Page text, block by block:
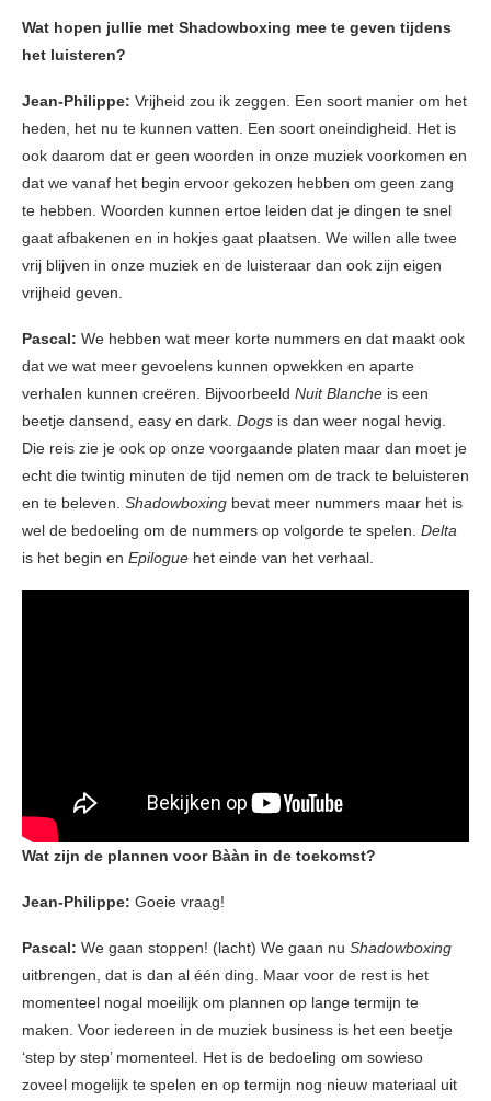
Wat hopen jullie met Shadowboxing mee te geven tijdens
het luisteren?
Jean-Philippe: Vrijheid zou ik zeggen. Een soort manier om het
heden, het nu te kunnen vatten. Een soort oneindigheid. Het is
ook daarom dat er geen woorden in onze muziek voorkomen en
dat we vanaf het begin ervoor gekozen hebben om geen zang
te hebben. Woorden kunnen ertoe leiden dat je dingen te snel
gaat afbakenen en in hokjes gaat plaatsen. We willen alle twee
vrij blijven in onze muziek en de luisteraar dan ook zijn eigen
vrijheid geven.
Pascal: We hebben wat meer korte nummers en dat maakt ook
dat we wat meer gevoelens kunnen opwekken en aparte
verhalen kunnen creëren. Bijvoorbeeld Nuit Blanche is een
beetje dansend, easy en dark. Dogs is dan weer nogal hevig.
Die reis zie je ook op onze voorgaande platen maar dan moet je
echt die twintig minuten de tijd nemen om de track te beluisteren
en te beleven. Shadowboxing bevat meer nummers maar het is
wel de bedoeling om de nummers op volgorde te spelen. Delta
is het begin en Epilogue het einde van het verhaal.
Wat zijn de plannen voor Bààn in de toekomst?
Jean-Philippe: Goeie vraag!
Pascal: We gaan stoppen! (lacht) We gaan nu Shadowboxing
uitbrengen, dat is dan al één ding. Maar voor de rest is het
momenteel nogal moeilijk om plannen op lange termijn te
maken. Voor iedereen in de muziek business is het een beetje
‘step by step’ momenteel. Het is de bedoeling om sowieso
zoveel mogelijk te spelen en op termijn nog nieuw materiaal uit